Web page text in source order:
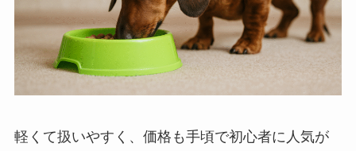
軽くて扱いやすく、価格も手頃で初心者に人気が